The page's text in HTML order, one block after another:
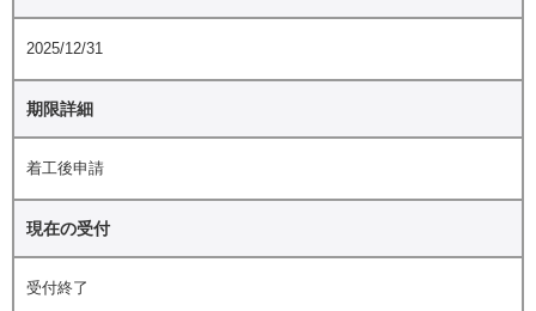
2025/12/31
期限詳細
着工後申請
現在の受付
受付終了